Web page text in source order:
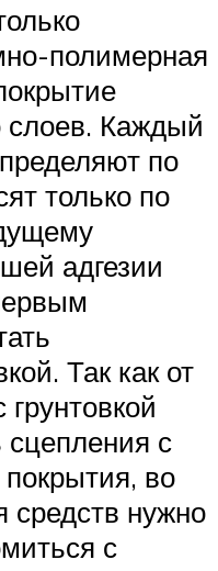
полимерная
слоев. Каждый
по
только по
адгезии
Так как от
сцепления с
во
средств нужно
с